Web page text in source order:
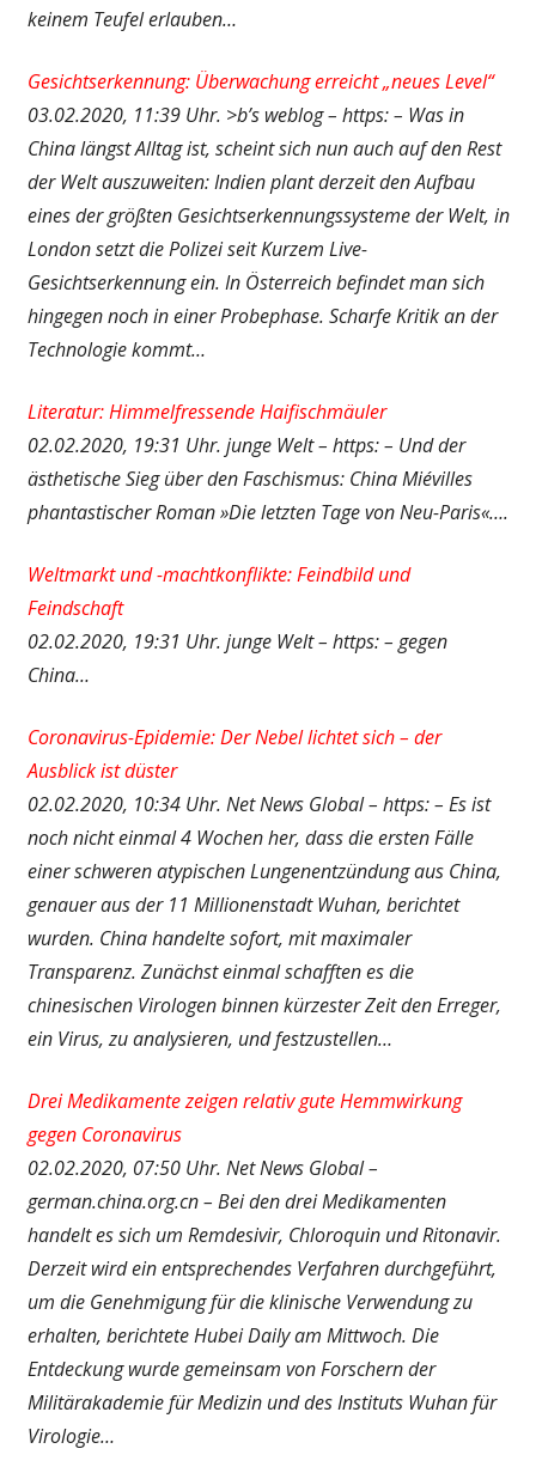
keinem Teufel erlauben…
Gesichtserkennung: Überwachung erreicht „neues Level“
03.02.2020, 11:39 Uhr. >b’s weblog – https: – Was in
China längst Alltag ist, scheint sich nun auch auf den Rest
der Welt auszuweiten: Indien plant derzeit den Aufbau
eines der größten Gesichtserkennungssysteme der Welt, in
London setzt die Polizei seit Kurzem Live-
Gesichtserkennung ein. In Österreich befindet man sich
hingegen noch in einer Probephase. Scharfe Kritik an der
Technologie kommt…
Literatur: Himmelfressende Haifischmäuler
02.02.2020, 19:31 Uhr. junge Welt – https: – Und der
ästhetische Sieg über den Faschismus: China Miévilles
phantastischer Roman »Die letzten Tage von Neu-Paris«….
Weltmarkt und -machtkonflikte: Feindbild und
Feindschaft
02.02.2020, 19:31 Uhr. junge Welt – https: – gegen
China…
Coronavirus-Epidemie: Der Nebel lichtet sich – der
Ausblick ist düster
02.02.2020, 10:34 Uhr. Net News Global – https: – Es ist
noch nicht einmal 4 Wochen her, dass die ersten Fälle
einer schweren atypischen Lungenentzündung aus China,
genauer aus der 11 Millionenstadt Wuhan, berichtet
wurden. China handelte sofort, mit maximaler
Transparenz. Zunächst einmal schafften es die
chinesischen Virologen binnen kürzester Zeit den Erreger,
ein Virus, zu analysieren, und festzustellen…
Drei Medikamente zeigen relativ gute Hemmwirkung
gegen Coronavirus
02.02.2020, 07:50 Uhr. Net News Global –
german.china.org.cn – Bei den drei Medikamenten
handelt es sich um Remdesivir, Chloroquin und Ritonavir.
Derzeit wird ein entsprechendes Verfahren durchgeführt,
um die Genehmigung für die klinische Verwendung zu
erhalten, berichtete Hubei Daily am Mittwoch. Die
Entdeckung wurde gemeinsam von Forschern der
Militärakademie für Medizin und des Instituts Wuhan für
Virologie…